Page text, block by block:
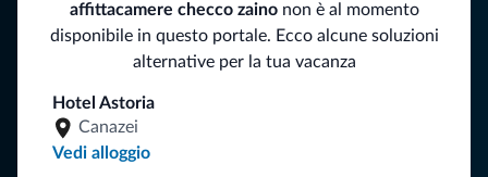
affittacamere checco zainonon è al momento
disponibile in questo portale. Ecco alcune soluzioni
alternative per la tua vacanza
Hotel Astoria
Canazei
Vedi alloggio
ISCRIVITI ALLA NEWSLETTER